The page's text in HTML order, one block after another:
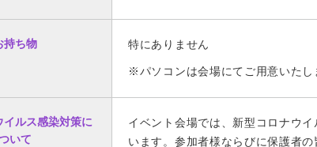
持ち物 特にありません
※パソコンは会場にてご用意いたし
イルス感染対策に
いて
イベント会場では、新型コロナウ
います。参加者様ならびに保護者